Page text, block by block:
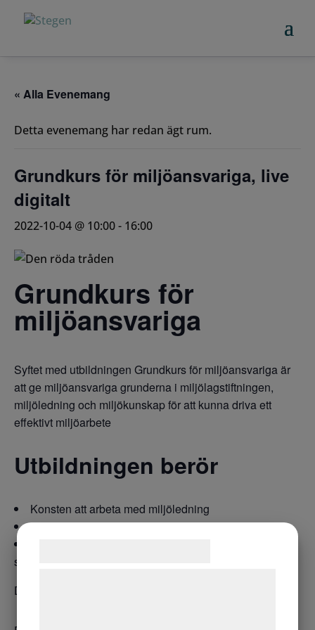
« Alla Evenemang
Detta evenemang har redan ägt rum.
Grundkurs för miljöansvariga, live
digitalt
2022-10-04 @ 10:00- 16:00
Grundkurs för
miljöansvariga
Syftet med utbildningen Grundkurs för miljöansvariga är
att ge miljöansvariga grunderna i miljölagstiftningen,
miljöledning och miljökunskap för att kunna driva ett
effektivt miljöarbete
Utbildningen berör
Konsten att arbeta med miljöledning
Miljöbalken och egenkontroll
som kan genomföras
Det är en öppen utbildning som sker via digital plattform.